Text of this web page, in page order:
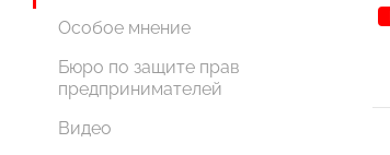
Особое мнение
Бюро по защите прав
предпринимателей
Видео